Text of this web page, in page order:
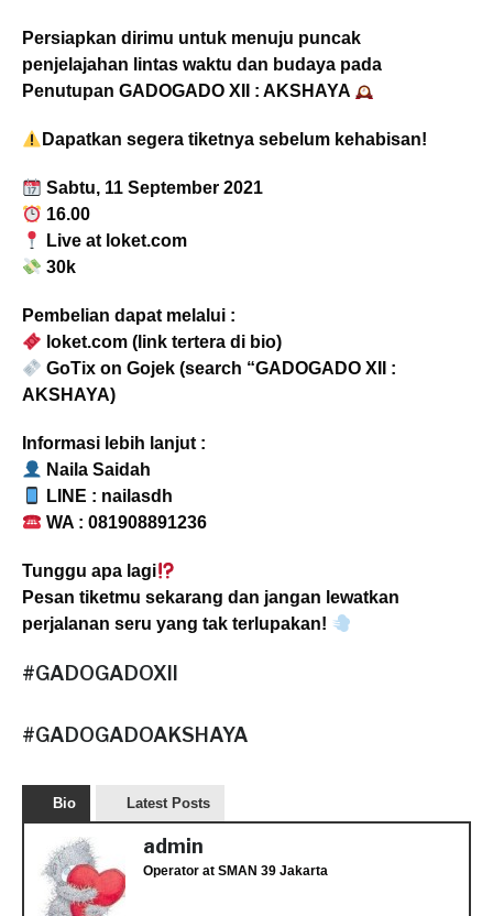
Persiapkan dirimu untuk menuju puncak
penjelajahan lintas waktu dan budaya pada
Penutupan GADOGADO XII : AKSHAYA
Dapatkan segera tiketnya sebelum kehabisan!
Sabtu, 11 September 2021
16.00
Live at loket.com
30k
Pembelian dapat melalui :
loket.com (link tertera di bio)
GoTix on Gojek (search “GADOGADO XII :
AKSHAYA)
Informasi lebih lanjut :
Naila Saidah
LINE : nailasdh
WA : 081908891236
Tunggu apa lagi
Pesan tiketmu sekarang dan jangan lewatkan
perjalanan seru yang tak terlupakan!
#GADOGADOXII
#GADOGADOAKSHAYA
Bio Latest Posts
admin
Operator at SMAN 39 Jakarta